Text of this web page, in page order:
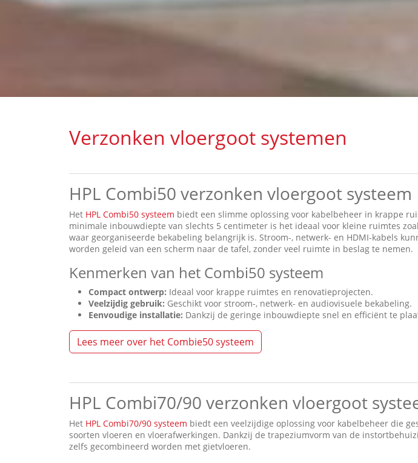
Verzonken vloergoot systemen
HPL Combi50 verzonken vloergoot systeem
Het HPL Combi50 systeem biedt een slimme oplossing voor kabelbeheer in krappe
minimale inbouwdiepte van slechts 5 centimeter is het ideaal voor kleine ruimtes
waar georganiseerde bekabeling belangrijk is. Stroom-, netwerk- en HDMI-kabels
worden geleid van een scherm naar de tafel, zonder veel ruimte in beslag te nemen.
Kenmerken van het Combi50 systeem
Compact ontwerp: Ideaal voor krappe ruimtes en renovatieprojecten.
Veelzijdig gebruik: Geschikt voor stroom-, netwerk- en audiovisuele bekabeling.
Eenvoudige installatie: Dankzij de geringe inbouwdiepte snel en efficiënt te
Lees meer over het Combie50 systeem
HPL Combi70/90 verzonken vloergoot
Het HPL Combi70/90 systeem biedt een veelzijdige oplossing voor kabelbeheer die
soorten vloeren en vloerafwerkingen. Dankzij de trapeziumvorm van de
zelfs gecombineerd worden met gietvloeren.